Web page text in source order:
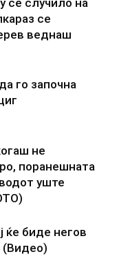
се
веднаш
го започна
не
поранешната
уште
ќе биде негов
(Видео)